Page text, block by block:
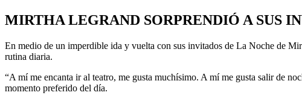
MIRTHA LEGRAND SORPRENDIÓ A SUS
En medio de un imperdible ida y vuelta con sus invitados de La Noche de
rutina diaria.
“A mí me encanta ir al teatro, me gusta muchísimo. A mí me gusta salir de
momento preferido del día.